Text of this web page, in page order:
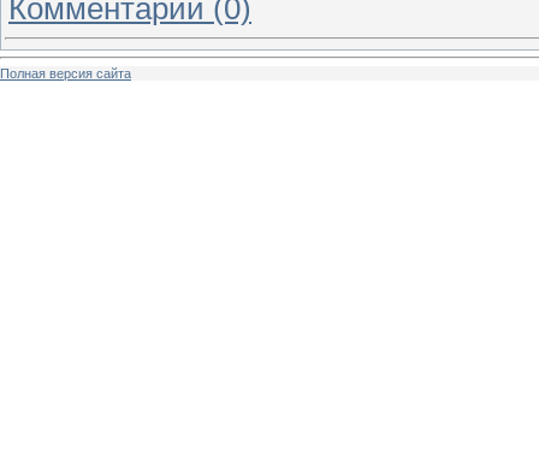
Комментарии (0)
Полная версия сайта